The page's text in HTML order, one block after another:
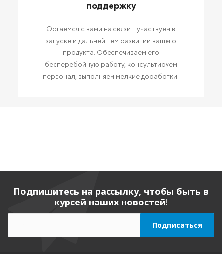
поддержку
Остаемся с вами на связи - участвуем в
запуске и дальнейшем развитии вашего
продукта. Обеспечиваем его
бесперебойную работу, консультируем
персонал, выполняем мелкие доработки.
Подпишитесь на рассылку, чтобы быть в
курсей наших новостей!